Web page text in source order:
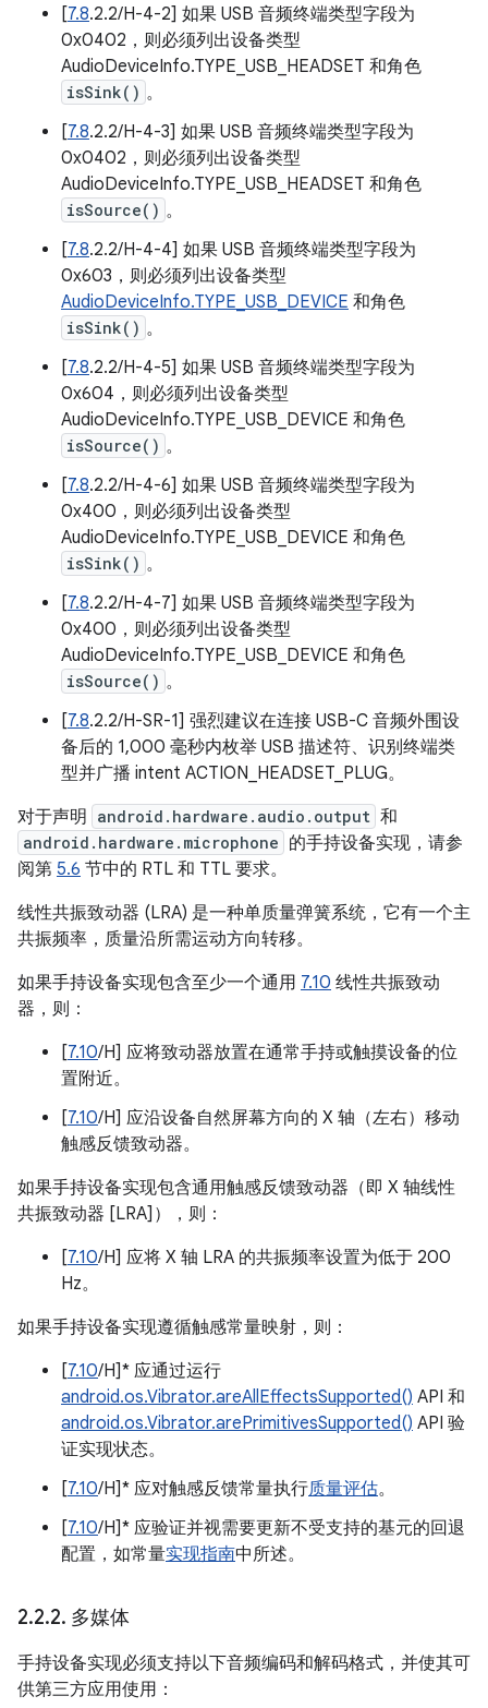
[7.8.2.2/H-4-2] 如果 USB 音频终端类型字段为
0x0402，则必须列出设备类型
AudioDeviceInfo.TYPE_USB_HEADSET 和角色
isSink() 。
[7.8.2.2/H-4-3] 如果 USB 音频终端类型字段为
0x0402，则必须列出设备类型
AudioDeviceInfo.TYPE_USB_HEADSET 和角色
isSource() 。
[7.8.2.2/H-4-4] 如果 USB 音频终端类型字段为
0x603，则必须列出设备类型
AudioDeviceInfo.TYPE_USB_DEVICE 和角色
isSink() 。
[7.8.2.2/H-4-5] 如果 USB 音频终端类型字段为
0x604，则必须列出设备类型
AudioDeviceInfo.TYPE_USB_DEVICE 和角色
isSource() 。
[7.8.2.2/H-4-6] 如果 USB 音频终端类型字段为
0x400，则必须列出设备类型
AudioDeviceInfo.TYPE_USB_DEVICE 和角色
isSink() 。
[7.8.2.2/H-4-7] 如果 USB 音频终端类型字段为
0x400，则必须列出设备类型
AudioDeviceInfo.TYPE_USB_DEVICE 和角色
isSource() 。
[7.8.2.2/H-SR-1] 强烈建议在连接 USB-C 音频外围设
备后的 1,000 毫秒内枚举 USB 描述符、识别终端类
型并广播 intent ACTION_HEADSET_PLUG。
对于声明
android.hardware.audio.output 和
android.hardware.microphone 的手持设备实现，请参
阅第 5.6 节中的 RTL 和 TTL 要求。
线性共振致动器 (LRA) 是一种单质量弹簧系统，它有一个主
共振频率，质量沿所需运动方向转移。
如果手持设备实现包含至少一个通用 7.10 线性共振致动
器，则：
[7.10/H] 应将致动器放置在通常手持或触摸设备的位
置附近。
[7.10/H] 应沿设备自然屏幕方向的 X 轴（左右）移动
触感反馈致动器。
如果手持设备实现包含通用触感反馈致动器（即 X 轴线性
共振致动器 [LRA]），则：
[7.10/H] 应将 X 轴 LRA 的共振频率设置为低于 200
Hz。
如果手持设备实现遵循触感常量映射，则：
[7.10/H]* 应通过运行
android.os.Vibrator.areAllEffectsSupported() API 和
android.os.Vibrator.arePrimitivesSupported() API 验
证实现状态。
[7.10/H]* 应对触感反馈常量执行质量评估。
[7.10/H]* 应验证并视需要更新不受支持的基元的回退
配置，如常量实现指南中所述。
2.2.2. 多媒体
手持设备实现必须支持以下音频编码和解码格式，并使其可
供第三方应用使用：